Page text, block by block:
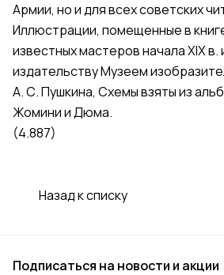
Армии, но и для всех советских
Иллюстрации, помещенные в
известных мастеров начала XIX
издательству Музеем
А. С. Пушкина, Схемы взяты из
Жомини и Дюма.
(4.887)
Назад к списку
Подписаться на новости и акции